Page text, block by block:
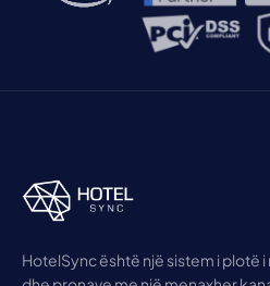
HotelSync është një sistem i plotë